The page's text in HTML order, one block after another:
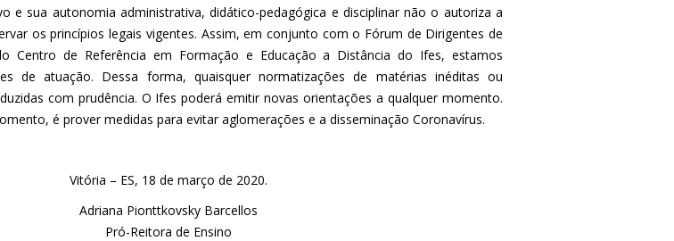
e sua autonomia administrativa, didático-pedagógica e disciplinar não o autoriza a
os princípios legais vigentes. Assim, em conjunto com o Fórum de Dirigentes de
Centro de Referência em Formação e Educação a Distância do Ifes, estamos
de atuação. Dessa forma, quaisquer normatizações de matérias inéditas ou
com prudência. O Ifes poderá emitir novas orientações a qualquer momento.
é prover medidas para evitar aglomerações e a disseminação Coronavírus.
Vitória – ES, 18 de março de 2020.
Adriana Pionttkovsky Barcellos
Pró-Reitora de Ensino